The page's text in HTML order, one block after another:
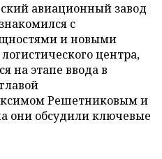
авиационный завод
с
и новыми
центра,
на этапе ввода в
Решетниковым и
они обсудили ключевые